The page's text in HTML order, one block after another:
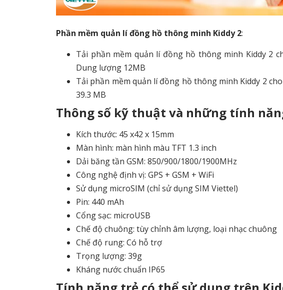
Phần mềm quản lí đồng hồ thông minh Kiddy 2:
Tải phần mềm quản lí đồng hồ thông minh Kiddy 2
Dung lượng 12MB
Tải phần mềm quản lí đồng hồ thông minh Kiddy 2 cho
39.3 MB
Thông số kỹ thuật và những tính
Kích thước: 45 x42 x 15mm
Màn hình: màn hình màu TFT 1.3 inch
Dải băng tần GSM: 850/900/1800/1900MHz
Công nghệ định vị: GPS + GSM + WiFi
Sử dụng microSIM (chỉ sử dụng SIM Viettel)
Pin: 440 mAh
Cổng sạc: microUSB
Chế độ chuông: tùy chỉnh âm lượng, loại nhạc chuông
Chế độ rung: Có hỗ trợ
Trọng lượng: 39g
Kháng nước chuẩn IP65